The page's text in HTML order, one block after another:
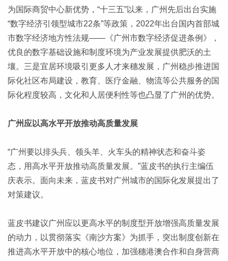
为国际商贸中心新优势，“十三五”以来，广州先后出台实施
“数字经济引领型城市22条”等政策，2022年出台国内首部城
市数字经济地方性法规——《广州市数字经济促进条例》，
优良的数字基础设施和制度环境为产业发展提供肥沃的土
壤。三是宜居环境吸引更多人才来穗发展，广州稳步推进国
际化社区布局建设，教育、医疗金融、物流等公共服务的国
际化程度较高，文化和人居便利性等也凸显了广州的优势。
广州应以高水平开放推动高质量发展
“广州要以排头兵、领头羊、火车头的精神状态和奋斗姿
态，用高水平开放推动高质量发展。”蓝皮书的执行主编伍
庆表示。面向未来，蓝皮书对广州城市的国际化发展提出了
对策建议。
蓝皮书建议广州应以更高水平的制度型开放增强高质量发展
的动力，以贯彻落实《南沙方案》为抓手，突出制度创新在
推进高水平开放中的核心地位，加强穗港澳合作和自身营商